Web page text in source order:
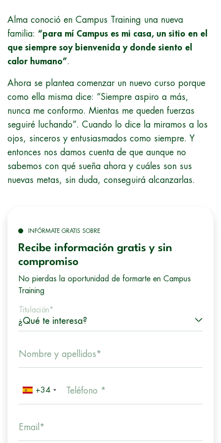
Alma conoció en Campus Training una nueva
familia: “para mí Campus es mi casa, un sitio en el
que siempre soy bienvenida y donde siento el
calor humano”.
Ahora se plantea comenzar un nuevo curso porque
como ella misma dice: “Siempre aspiro a más,
nunca me conformo. Mientas me queden fuerzas
seguiré luchando”. Cuando lo dice la miramos a los
ojos, sinceros y entusiasmados como siempre. Y
entonces nos damos cuenta de que aunque no
sabemos con qué sueña ahora y cuáles son sus
nuevas metas, sin duda, conseguirá alcanzarlas.
INFÓRMATE GRATIS SOBRE
Recibe información gratis y sin
compromiso
No pierdas la oportunidad de formarte en Campus
Training
Titulación*
Nombre y apellidos*
+34 Teléfono *
Email*